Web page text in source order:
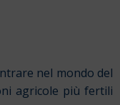
nel mondo del
agricole più fertili